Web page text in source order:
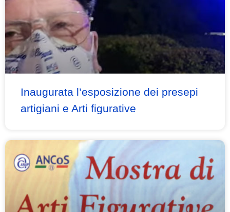
Inaugurata l’esposizione dei presepi
artigiani e Arti figurative